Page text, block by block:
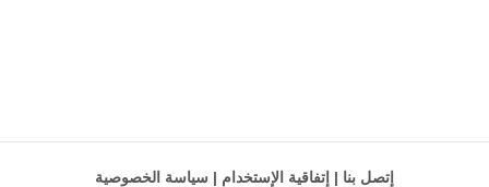
إتصل بنا | إتفاقية الإستخدام | سياسة الخصوصية